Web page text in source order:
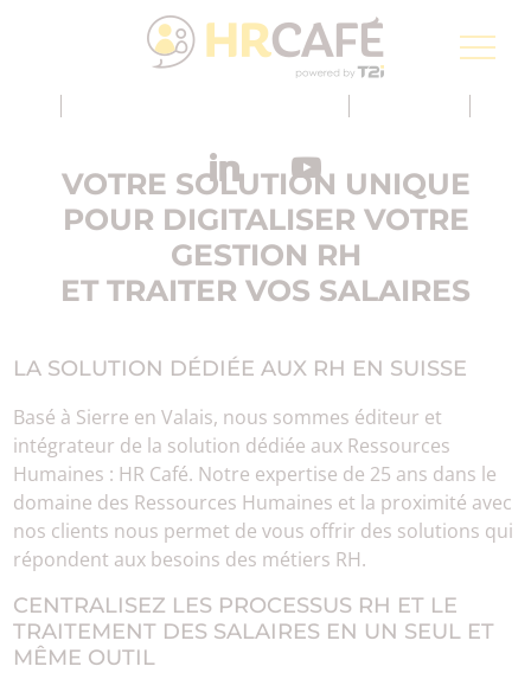
Groupe T2i, un spécialiste pour la transformation
numérique de la Poste Suisse
VOTRE SOLUTION UNIQUE
POUR DIGITALISER VOTRE
GESTION RH
ET TRAITER VOS SALAIRES
LA SOLUTION DÉDIÉE AUX RH EN SUISSE
Basé à Sierre en Valais, nous sommes éditeur et
intégrateur de la solution dédiée aux Ressources
Humaines : HR Café. Notre expertise de 25 ans dans le
domaine des Ressources Humaines et la proximité avec
nos clients nous permet de vous offrir des solutions qui
répondent aux besoins des métiers RH.
CENTRALISEZ LES PROCESSUS RH ET LE
TRAITEMENT DES SALAIRES EN UN SEUL ET
MÊME OUTIL